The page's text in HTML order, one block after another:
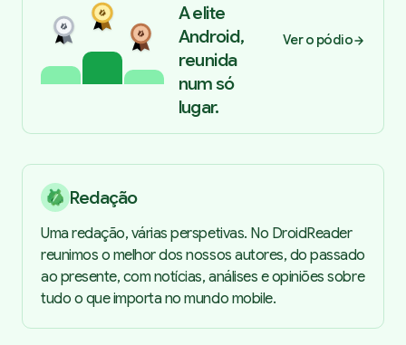
A elite
Android,
reunida
num só
lugar.
Ver o pódio
Redação
Uma redação, várias perspetivas. No DroidReader
reunimos o melhor dos nossos autores, do passado
ao presente, com notícias, análises e opiniões sobre
tudo o que importa no mundo mobile.